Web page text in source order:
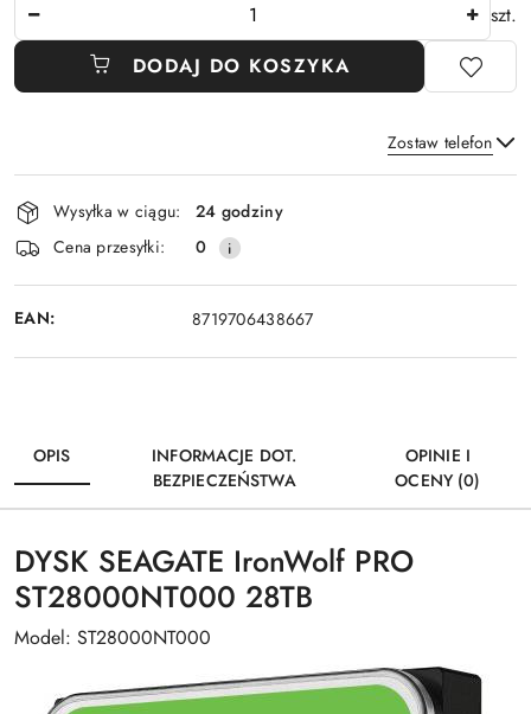
szt.
DODAJ DO KOSZYKA
Zostaw telefon
Wyślij
Dostępność
i
dostawa
Wysyłka w ciągu:
24 godziny
Cena przesyłki:
0
EAN: 8719706438667
OPIS
INFORMACJE DOT.
BEZPIECZEŃSTWA
OPINIE I
OCENY (0)
DYSK SEAGATE IronWolf PRO
ST28000NT000 28TB
Model: ST28000NT000